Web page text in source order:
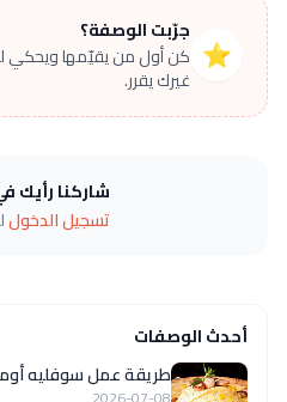
⭐
جرّبت الوصفة؟
كن أول من يقيّمها ويحكي
غيرك يقرر.
شاركنا رأيك
تسجيل الدخول
أحدث الوصفات
طريقة عمل سوفليه